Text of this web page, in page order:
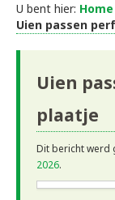
U bent hier: Home
Uien passen
Uien
plaatje
Dit bericht werd
2026.